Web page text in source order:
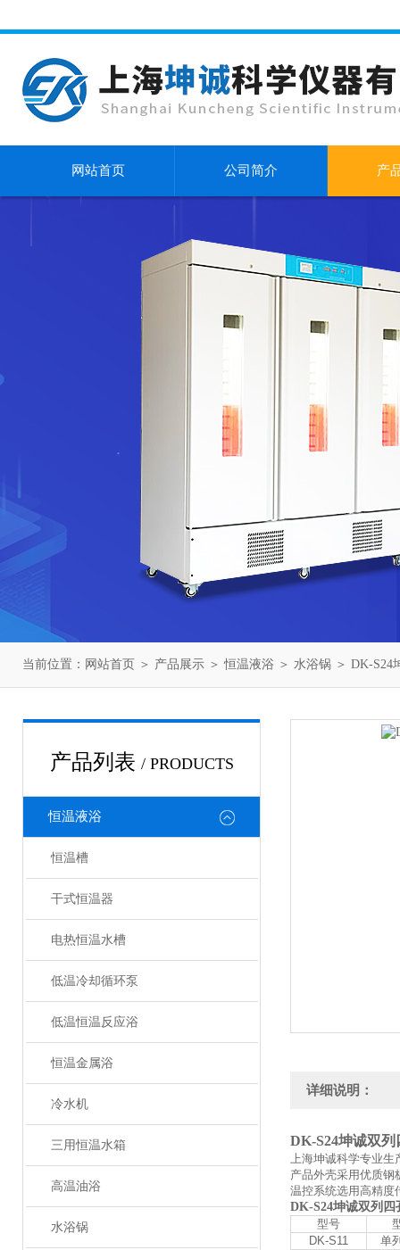
网站首页 公司简介 产
当前位置： 网站首页 ＞ 产品展示 ＞恒温液浴 ＞ 水浴锅 ＞ DK-S24
产品列表 / PRODUCTS
恒温液浴
恒温槽
干式恒温器
电热恒温水槽
低温冷却循环泵
低温恒温反应浴
恒温金属浴
冷水机
三用恒温水箱
高温油浴
水浴锅
详细说明：
DK-S24坤诚双
上海坤诚科学专业生
产品外壳采用优质钢
温控系统选用高精度
DK-S24坤诚双列四
型号
DK-S11
单